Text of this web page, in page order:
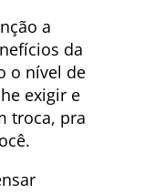
a
da
o nível de
exigir e
troca, pra